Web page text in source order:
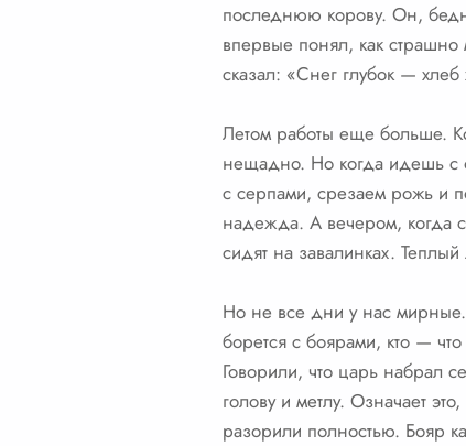
последнюю корову. Он,
впервые понял, как
сказал: «Снег глубок —
Летом работы еще больше.
нещадно. Но когда идешь с
с серпами, срезаем рожь и
надежда. А вечером, когда
сидят на завалинках.
Но не все дни у нас мирные.
борется с боярами, кто —
Говорили, что царь набрал
голову и метлу. Означает
разорили полностью. Бояр